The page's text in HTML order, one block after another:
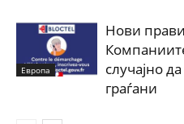
Европа
Нови
случајно
граѓани